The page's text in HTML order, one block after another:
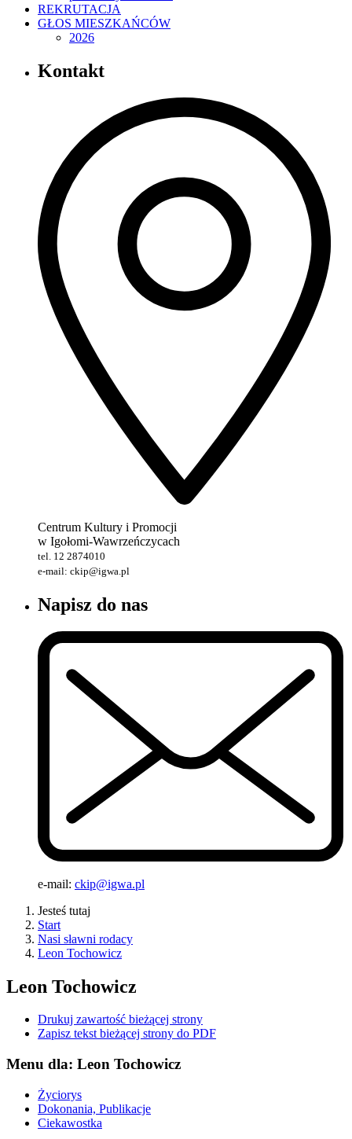
REKRUTACJA
GŁOS MIESZKAŃCÓW
2026
Kontakt
Centrum Kultury i Promocji
w Igołomi-Wawrzeńczycach
tel. 12 2874010
e-mail: ckip@igwa.pl
Napisz do nas
e-mail: ckip@igwa.pl
Jesteś tutaj
Start
Nasi sławni rodacy
Leon Tochowicz
Leon Tochowicz
Drukuj zawartość bieżącej strony
Zapisz tekst bieżącej strony do PDF
Menu dla: Leon Tochowicz
Życiorys
Dokonania, Publikacje
Ciekawostka